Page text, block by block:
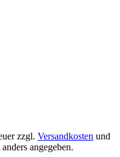
zzgl. Versandkosten und
angegeben.